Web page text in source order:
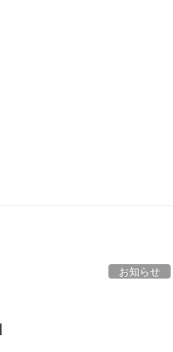
お知らせ